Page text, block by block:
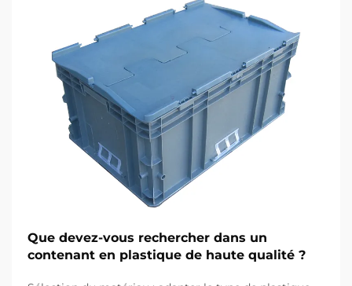
Que devez-vous rechercher dans un
contenant en plastique de haute qualité ?